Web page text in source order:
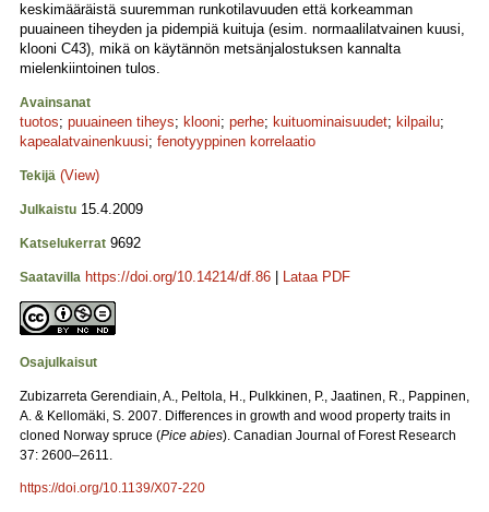
keskimääräistä suuremman runkotilavuuden että korkeamman
puuaineen tiheyden ja pidempiä kuituja (esim. normaalilatvainen kuusi,
klooni C43), mikä on käytännön metsänjalostuksen kannalta
mielenkiintoinen tulos.
Avainsanat
tuotos; puuaineen tiheys; klooni; perhe; kuituominaisuudet; kilpailu;
kapealatvainenkuusi; fenotyyppinen korrelaatio
Tekijä (View)
Julkaistu 15.4.2009
Katselukerrat 9692
Saatavilla https://doi.org/10.14214/df.86 Lataa PDF
Osajulkaisut
Zubizarreta Gerendiain, A., Peltola, H., Pulkkinen, P., Jaatinen, R., Pappinen,
A. & Kellomäki, S. 2007. Differences in growth and wood property traits in
cloned Norway spruce (Pice abies). Canadian Journal of Forest Research
37: 2600–2611.
https://doi.org/10.1139/X07-220